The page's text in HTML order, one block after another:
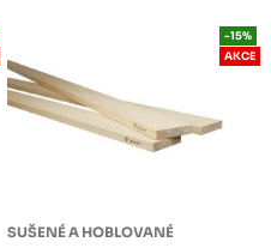
SUŠENÉ A HOBLOVANÉ
-15%
AKCE